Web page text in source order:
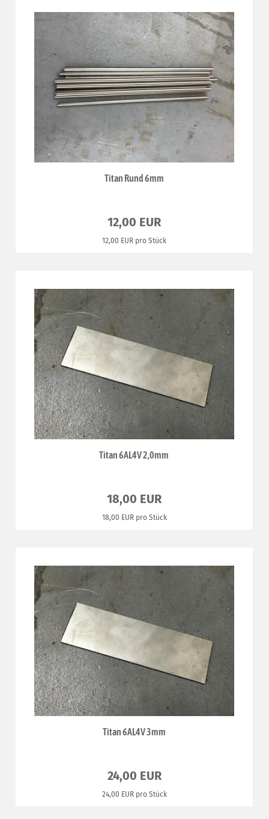
Titan Rund 6mm
12,00 EUR
12,00 EUR pro Stück
Titan 6AL4V 2,0mm
18,00 EUR
18,00 EUR pro Stück
Titan 6AL4V 3mm
24,00 EUR
24,00 EUR pro Stück